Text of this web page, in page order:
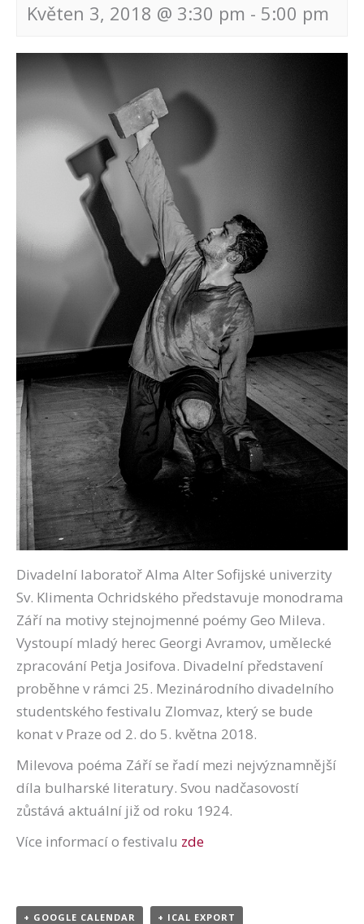
Květen 3, 2018 @ 3:30 pm - 5:00 pm
Navigace
pro
Divadelní laboratoř Alma Alter Sofijské univerzity
Sv. Klimenta Ochridského představuje monodrama
Září na motivy stejnojmenné poémy Geo Mileva.
Vystoupí mladý herec Georgi Avramov, umělecké
zpracování Petja Josifova. Divadelní představení
proběhne v rámci 25. Mezinárodního divadelního
studentského festivalu Zlomvaz, který se bude
konat v Praze od 2. do 5. května 2018.
Milevova poéma Září se řadí mezi nejvýznamnější
díla bulharské literatury. Svou nadčasovostí
zůstává aktuální již od roku 1924.
Více informací o festivalu zde
+ GOOGLE CALENDAR + ICAL EXPORT